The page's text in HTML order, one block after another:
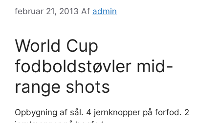
februar 21, 2013 Af admin
World Cup
fodboldstøvler mid-
range shots
Opbygning af sål. 4 jernknopper på forfod. 2